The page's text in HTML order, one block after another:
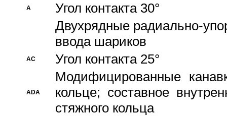
A
Угол контакта 30°
Двухрядные радиально-
ввода шариков
AC Угол контакта 25°
ADA
Модифицированные
кольце; составное
стяжного кольца